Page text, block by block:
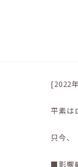
[2022
平素は
只今、
■影響